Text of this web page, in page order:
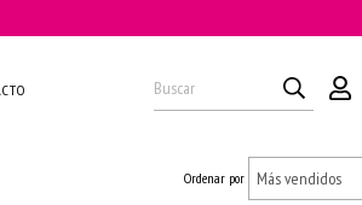
Ordenar por